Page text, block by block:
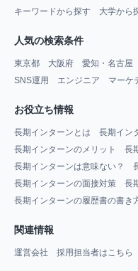
キーワードから探す
大学から
人気の検索条件
東京都 大阪府 愛知・名古屋
SNS運用
エンジニア マーケ
お役立ち情報
長期インターンとは
長期イン
長期インターンのメリット
長
長期インターンは意味ない？
長期インターンの面接対策
長
長期インターンの履歴書の書き
関連情報
運営会社 採用担当者はこちら